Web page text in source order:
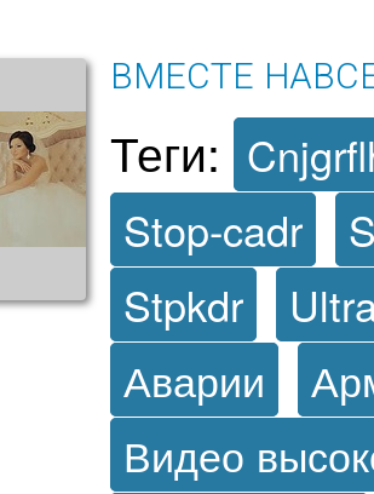
ВМЕСТЕ
Теги:
Stop-cadr
Stpkdr
Аварии
Видео